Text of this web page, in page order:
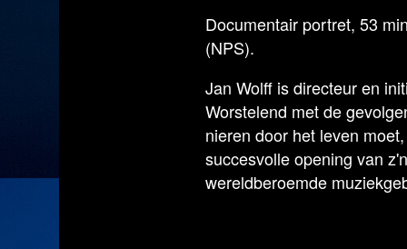
Documentair portret, 53
(NPS).
Jan Wolff is directeur en
Worstelend met de
nieren door het leven
succesvolle opening van
wereldberoemde